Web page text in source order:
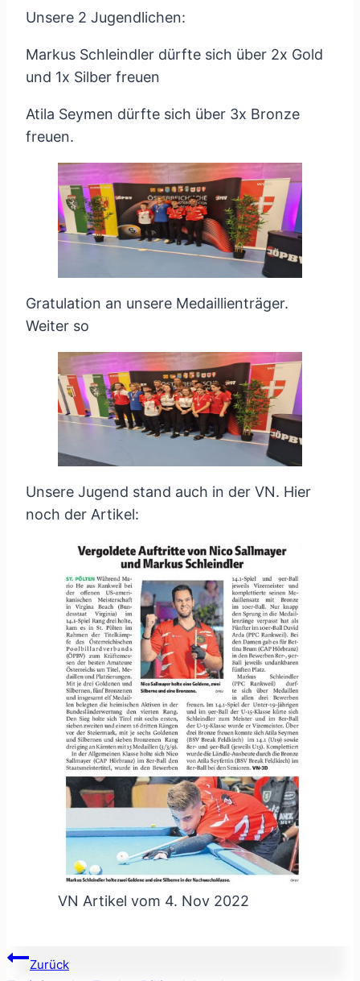
Unsere 2 Jugendlichen:
Markus Schleindler dürfte sich über 2x Gold
und 1x Silber freuen
Atila Seymen dürfte sich über 3x Bronze
freuen.
Gratulation an unsere Medaillienträger.
Weiter so
Unsere Jugend stand auch in der VN. Hier
noch der Artikel:
VN Artikel vom 4. Nov 2022
Beitragsnavigation
Zurück